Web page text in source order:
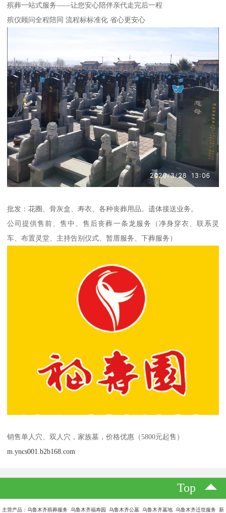
殡葬一站式服务——让您安心陪伴亲代走完后一程
殡仪顾问全程陪同 流程标标准化 省心更安心
批发：花圈、骨灰盒、寿衣、各种丧葬用品。遗体接送业务。
公司提供售前、售中、售后丧葬一条龙服务（净身穿衣、联系灵
车、布置灵堂、主持告别仪式、暂厝服务、下葬服务）
销售单人穴、双人穴，家族墓，价格优惠（5800元起售）
m.yncs001.b2b168.com
Top
主营产品：乌鲁木齐殡葬服务 乌鲁木齐福寿园 乌鲁木齐公墓 乌鲁木齐墓地 乌鲁木齐迁坟服务 新